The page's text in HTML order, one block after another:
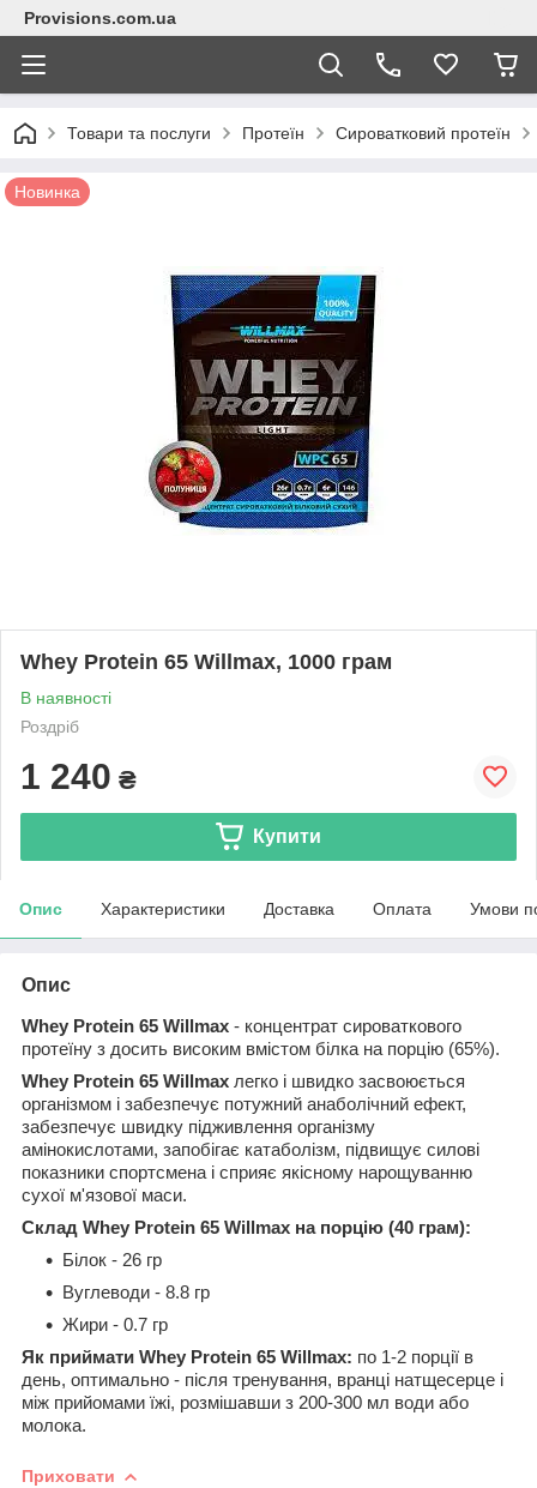
Provisions.com.ua
Товари та послуги Протеїн Сироватковий протеїн
Новинка
Whey Protein 65 Willmax, 1000 грам
В наявності
Роздріб
1 240 ₴
Купити
Опис Характеристики Доставка Оплата Умови
Опис
Whey Protein 65 Willmax - концентрат сироваткового
протеїну з досить високим вмістом білка на порцію (65%).
Whey Protein 65 Willmax легко і швидко засвоюється
організмом і забезпечує потужний анаболічний ефект,
забезпечує швидку підживлення організму
амінокислотами, запобігає катаболізм, підвищує силові
показники спортсмена і сприяє якісному нарощуванню
сухої м'язової маси.
Склад Whey Protein 65 Willmax на порцію (40 грам):
Білок - 26 гр
Вуглеводи - 8.8 гр
Жири - 0.7 гр
Як приймати Whey Protein 65 Willmax: по 1-2 порції в
день, оптимально - після тренування, вранці натщесерце і
між прийомами їжі, розмішавши з 200-300 мл води або
молока.
Приховати